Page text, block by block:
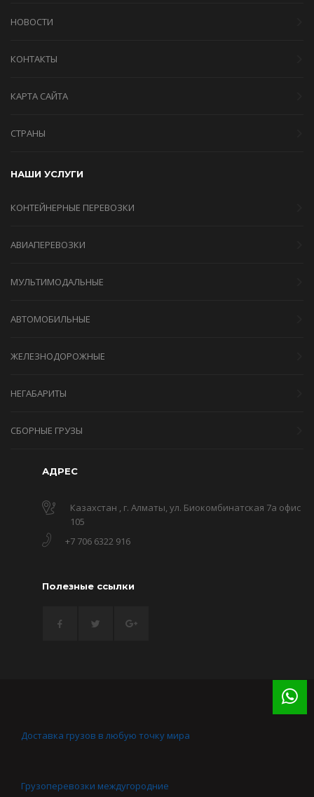
НОВОСТИ
КОНТАКТЫ
КАРТА САЙТА
СТРАНЫ
НАШИ УСЛУГИ
КОНТЕЙНЕРНЫЕ ПЕРЕВОЗКИ
АВИАПЕРЕВОЗКИ
МУЛЬТИМОДАЛЬНЫЕ
АВТОМОБИЛЬНЫЕ
ЖЕЛЕЗНОДОРОЖНЫЕ
НЕГАБАРИТЫ
СБОРНЫЕ ГРУЗЫ
АДРЕС
Казахстан , г. Алматы, ул. Биокомбинатская 7а офис
105
+7 706 6322 916
Полезные ссылки
Доставка грузов в любую точку мира
Грузоперевозки междугородние